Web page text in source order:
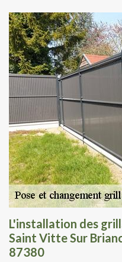
L'installation des
Saint Vitte Sur
87380